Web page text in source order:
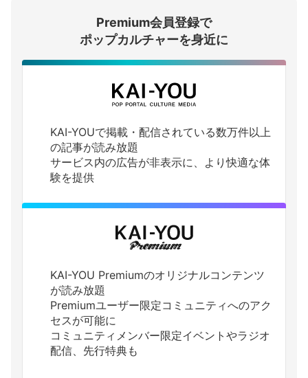
ログインする
Premium会員登録で
ポップカルチャーを身近に
KAI-YOUで掲載・配信されている数万件以上
の記事が読み放題
サービス内の広告が非表示に、より快適な体
験を提供
KAI-YOU Premiumのオリジナルコンテンツ
が読み放題
Premiumユーザー限定コミュニティへのアク
セスが可能に
コミュニティメンバー限定イベントやラジオ
配信、先行特典も